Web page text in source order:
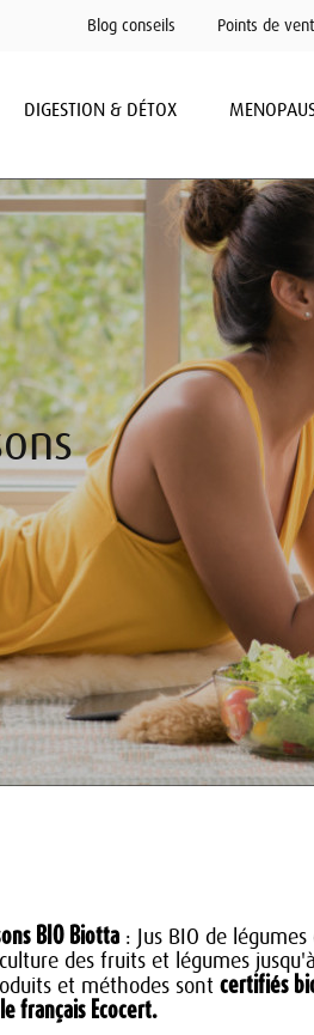
Blog conseils Points de
DIGESTION & DÉTOX
BIO Biotta : Jus BIO de
des fruits et légumes
et méthodes sont certifiés
français Ecocert.